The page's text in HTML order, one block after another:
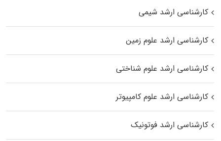
کارشناسی ارشد شیمی
کارشناسی ارشد علوم زمین
کارشناسی ارشد علوم شناختی
کارشناسی ارشد علوم کامپیوتر
کارشناسی ارشد فوتونیک